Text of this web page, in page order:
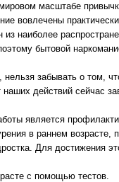
масштабе
вовлечены
из наиболее
бытовой
нельзя забывать о том,
наших действий сейчас
является
в раннем возрасте,
Для достижения
с помощью тестов.